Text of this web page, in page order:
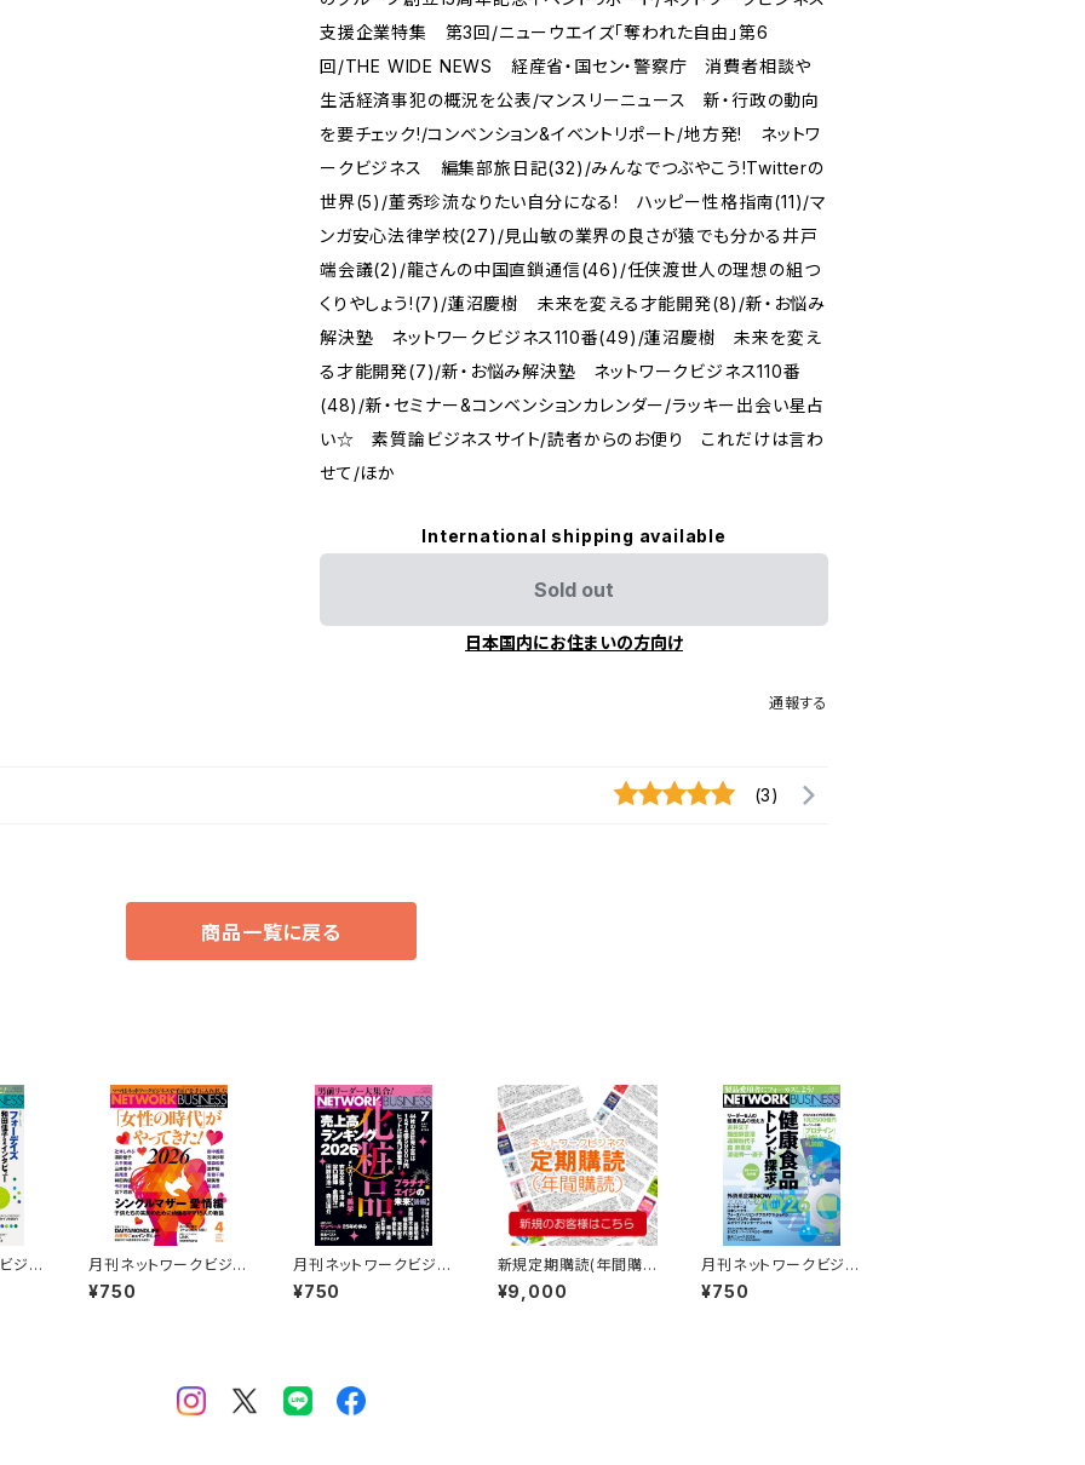
支援企業特集 第3回/ニューウエイズ「奪われた自由」第6
回/THE WIDE NEWS 経産省・国セン・警察庁 消費者相談や
生活経済事犯の概況を公表/マンスリーニュース 新・行政の動向
を要チェック!/コンベンション&イベントリポート/地方発! ネットワ
ークビジネス 編集部旅日記(32)/みんなでつぶやこう!Twitterの
世界(5)/董秀珍流なりたい自分になる! ハッピー性格指南(11)/マ
ンガ安心法律学校(27)/見山敏の業界の良さが猿でも分かる井戸
端会議(2)/龍さんの中国直鎖通信(46)/任侠渡世人の理想の組つ
くりやしょう!(7)/蓮沼慶樹 未来を変える才能開発(8)/新・お悩み
解決塾 ネットワークビジネス110番(49)/蓮沼慶樹 未来を変え
る才能開発(7)/新・お悩み解決塾 ネットワークビジネス110番
(48)/新・セミナー&コンベンションカレンダー/ラッキー出会い星占
い☆ 素質論ビジネスサイト/読者からのお便り これだけは言わ
せて/ほか
International shipping available
Sold out
日本国内にお住まいの方向け
通報する
(3)
商品一覧に戻る
ジネ
月刊ネットワークビジネ
ス2026年４月号
¥750
月刊ネットワークビジネ
ス2026年7月号
¥750
新規定期購読(年間購
読)
¥9,000
月刊ネットワークビジネ
ス2026年２月号
¥750